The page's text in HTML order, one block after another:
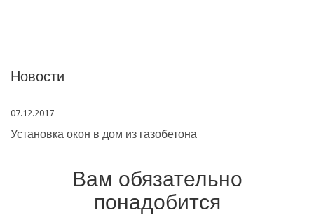
Новости
07.12.2017
Установка окон в дом из газобетона
Вам обязательно
понадобится